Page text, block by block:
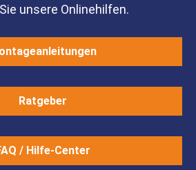
unsere Onlinehilfen.
Ratgeber
/ Hilfe-Center